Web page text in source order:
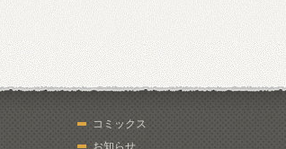
コミックス
お知らせ